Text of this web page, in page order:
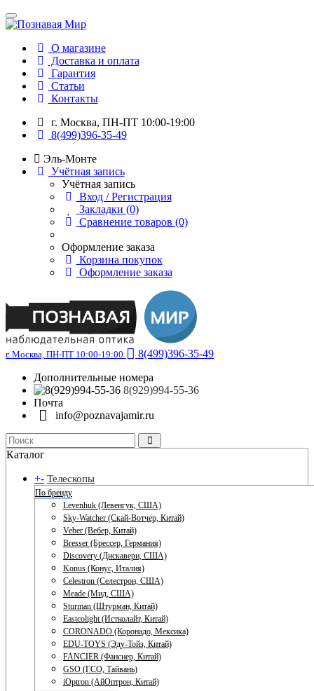
О магазине
Доставка и оплата
Гарантия
Статьи
Контакты
г. Москва, ПН-ПТ 10:00-19:00
8(499)396-35-49
Эль-Монте
Учётная запись
Учётная запись
Вход / Регистрация
Закладки (0)
Сравнение товаров (0)
Оформление заказа
Корзина покупок
Оформление заказа
г. Москва, ПН-ПТ 10:00-19:00
8(499)396-35-49
Дополнительные номера
8(929)994-55-36
Почта
info@poznavajamir.ru
Каталог
+- Телескопы
По бренду
Levenhuk (Левенгук, США)
Sky-Watcher (Скай-Вотчер, Китай)
Veber (Вебер, Китай)
Bresser (Брессер, Германия)
Discovery (Дискавери, США)
Konus (Конус, Италия)
Celestron (Селестрон, США)
Meade (Мид, США)
Sturman (Штурман, Китай)
Eastcolight (Истколайт, Китай)
CORONADO (Коронадо, Мексика)
EDU-TOYS (Эду-Тойз, Китай)
FANCIER (Фансиер, Китай)
GSO (ГСО, Тайвань)
iOptron (АйОптрон, Китай)